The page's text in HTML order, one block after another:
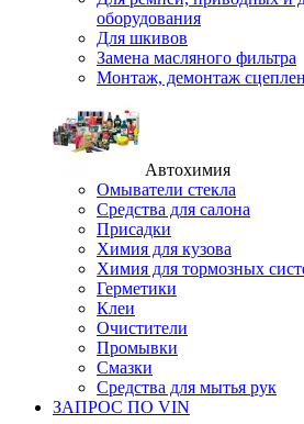
оборудования
Для шкивов
Замена масляного фильтра
Монтаж, демонтаж
Автохимия
Омыватели стекла
Средства для салона
Присадки
Химия для кузова
Химия для тормозных
Герметики
Клеи
Очистители
Промывки
Смазки
Средства для мытья рук
ЗАПРОС ПО VIN